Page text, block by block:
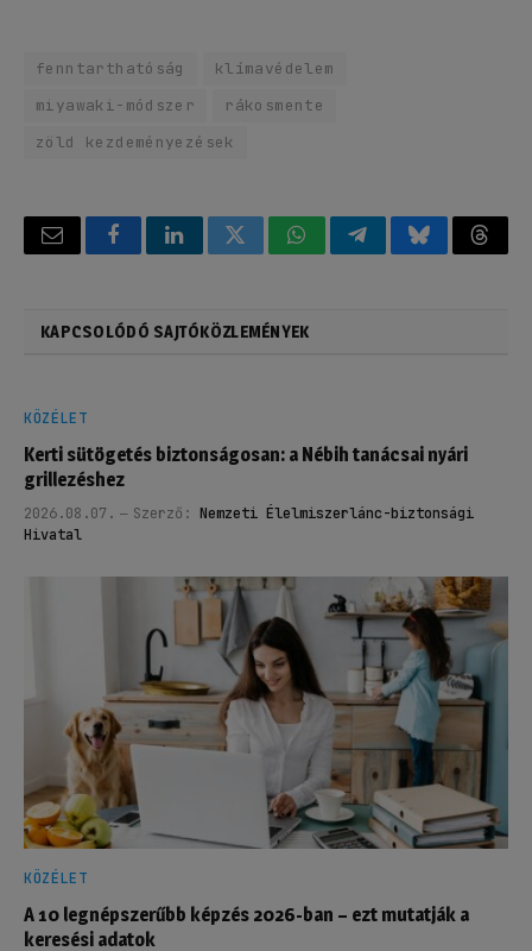
fenntarthatóság
klímavédelem
miyawaki-módszer
rákosmente
zöld kezdeményezések
Email FacebookLinkedInTwitterWhatsAppTelegramBluesky
KAPCSOLÓDÓ SAJTÓKÖZLEMÉNYEK
KÖZÉLET
Kerti sütögetés biztonságosan: a Nébih tanácsai nyári
grillezéshez
2026.08.07. Szerző: Nemzeti Élelmiszerlánc-biztonsági
Hivatal
KÖZÉLET
A 10 legnépszerűbb képzés 2026-ban – ezt mutatják a
keresési adatok